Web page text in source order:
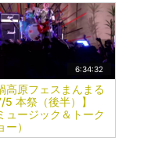
6:34:32
高原フェスまんまる
5 本祭（後半）】
ュージック＆トーク
ー）